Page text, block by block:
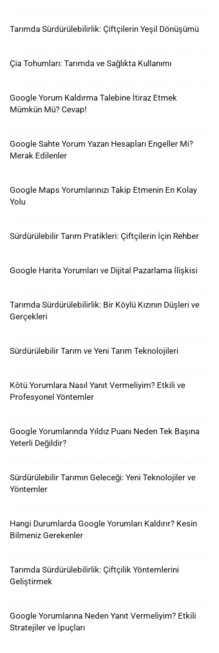
Tarımda Sürdürülebilirlik: Çiftçilerin Yeşil Dönüşümü
Çia Tohumları: Tarımda ve Sağlıkta Kullanımı
Google Yorum Kaldırma Talebine İtiraz Etmek
Mümkün Mü? Cevap!
Google Sahte Yorum Yazan Hesapları Engeller Mi?
Merak Edilenler
Google Maps Yorumlarınızı Takip Etmenin En Kolay
Yolu
Sürdürülebilir Tarım Pratikleri: Çiftçilerin İçin Rehber
Google Harita Yorumları ve Dijital Pazarlama İlişkisi
Tarımda Sürdürülebilirlik: Bir Köylü Kızının Düşleri ve
Gerçekleri
Sürdürülebilir Tarım ve Yeni Tarım Teknolojileri
Kötü Yorumlara Nasıl Yanıt Vermeliyim? Etkili ve
Profesyonel Yöntemler
Google Yorumlarında Yıldız Puanı Neden Tek Başına
Yeterli Değildir?
Sürdürülebilir Tarımın Geleceği: Yeni Teknolojiler ve
Yöntemler
Hangi Durumlarda Google Yorumları Kaldırır? Kesin
Bilmeniz Gerekenler
Tarımda Sürdürülebilirlik: Çiftçilik Yöntemlerini
Geliştirmek
Google Yorumlarına Neden Yanıt Vermeliyim? Etkili
Stratejiler ve İpuçları